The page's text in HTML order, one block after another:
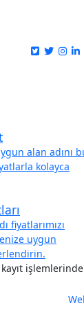
Ucuz
alan adını
kolayca
fiyatlarımızı
uygun
işlemlerinde